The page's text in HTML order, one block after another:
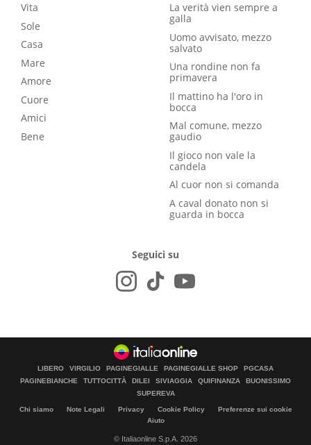
Vita
Sole
Casa
Mare
Amore
Cuore
Amici
Bene
La verità vien sempre a
galla
Uomo avvisato, mezzo
salvato
Una rondine non fa
primavera
Il mattino ha l'oro in
bocca
Mal comune, mezzo
gaudio
Il gioco non vale la
candela
Al cuor non si comanda
A caval donato non si
guarda in bocca
Seguici su
LIBERO VIRGILIO PAGINEGIALLE PAGINEGIALLE SHOP
PGCASA
PAGINEBIANCHE
TUTTOCITTÀ DILEI SIVIAGGIA QUIFINANZA
BUONISSIMO
SUPEREVA
Chi siamo Note Legali Privacy Cookie Policy
Preferenze sui cookie
Aiuto
© Italiaonline S.p.A. 2026